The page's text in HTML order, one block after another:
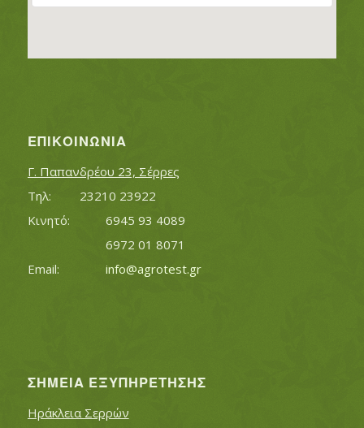
ΕΠΙΚΟΙΝΩΝΊΑ
Γ. Παπανδρέου 23, Σέρρες
Τηλ:		23210 23922
Κινητό:		6945 93 4089
			6972 01 8071
info@agrotest.gr
ΣΗΜΕΊΑ ΕΞΥΠΗΡΈΤΗΣΗΣ
Ηράκλεια Σερρών